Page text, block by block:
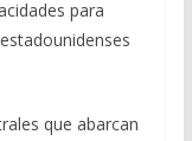
para
que abarcan